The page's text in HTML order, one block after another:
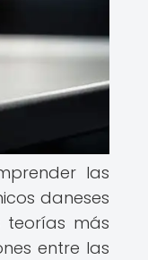
las
daneses
teorías más
entre las